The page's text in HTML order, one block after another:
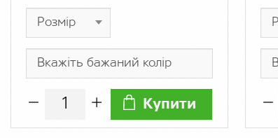
Купити